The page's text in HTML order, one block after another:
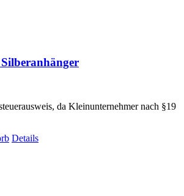
da Kleinunternehmer nach §19
Details